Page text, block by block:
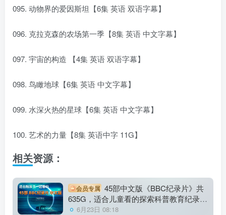
095. 动物界的爱因斯坦【6集 英语 双语字幕】
096. 克拉克森的农场第一季【8集 英语 中文字幕】
097. 宇宙的构造 【4集 英语 双语字幕】
098. 鸟瞰地球【6集 英语 中文字幕】
099. 水深火热的星球【6集 英语 中文字幕】
100. 艺术的力量【8集 英语中字 11G】
相关资源：
会员专属 45部中文版《BBC纪录片》共
635G，适合儿童看的探索科普教育纪录
片，百度云网盘下载！
6月23日 08:18